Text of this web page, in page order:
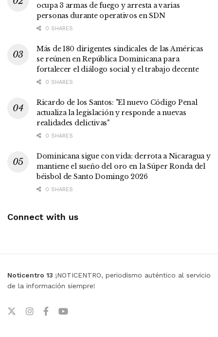
ocupa 3 armas de fuego y arresta a varias
personas durante operativos en SDN
0 SHARES
Más de 180 dirigentes sindicales de las Américas
se reúnen en República Dominicana para
fortalecer el diálogo social y el trabajo decente
0 SHARES
Ricardo de los Santos: "El nuevo Código Penal
actualiza la legislación y responde a nuevas
realidades delictivas"
0 SHARES
Dominicana sigue con vida: derrota a Nicaragua y
mantiene el sueño del oro en la Súper Ronda del
béisbol de Santo Domingo 2026
0 SHARES
Connect with us
Noticentro 13 ¡NOTICENTRO, periodismo auténtico al servicio
de la información siempre!